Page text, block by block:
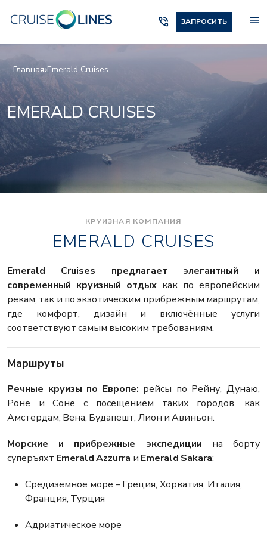
phone_in_talk ЗАПРОСИТЬ menu
Главная Emerald Cruises
EMERALD CRUISES
КРУИЗНАЯ КОМПАНИЯ
EMERALD CRUISES
Emerald Cruises предлагает элегантный и
современный круизный отдых как по европейским
рекам, так и по экзотическим прибрежным маршрутам,
где комфорт, дизайн и включённые услуги
соответствуют самым высоким требованиям.
Маршруты
Речные круизы по Европе: рейсы по Рейну, Дунаю,
Роне и Соне с посещением таких городов, как
Амстердам, Вена, Будапешт, Лион и Авиньон.
Морские и прибрежные экспедиции на борту
суперъяхт Emerald Azzurra и Emerald Sakara:
Средиземное море – Греция, Хорватия, Италия,
Франция, Турция
Адриатическое море